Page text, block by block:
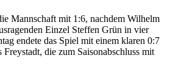
Mannschaft mit 1:6, nachdem Wilhelm
Einzel Steffen Grün in vier
endete das Spiel mit einem klaren 0:7
Freystadt, die zum Saisonabschluss mit